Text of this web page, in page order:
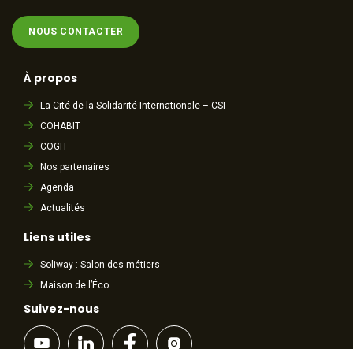
NOUS CONTACTER
À propos
La Cité de la Solidarité Internationale – CSI
COHABIT
COGIT
Nos partenaires
Agenda
Actualités
Liens utiles
Soliway : Salon des métiers
Maison de l’Éco
Suivez-nous